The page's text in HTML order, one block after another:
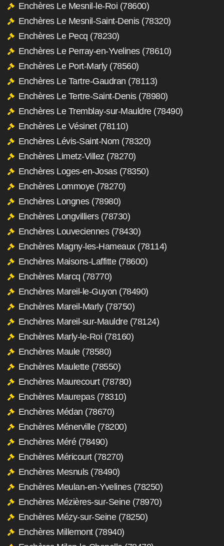
Enchères Le Mesnil-le-Roi (78600)
Enchères Le Mesnil-Saint-Denis (78320)
Enchères Le Pecq (78230)
Enchères Le Perray-en-Yvelines (78610)
Enchères Le Port-Marly (78560)
Enchères Le Tartre-Gaudran (78113)
Enchères Le Tertre-Saint-Denis (78980)
Enchères Le Tremblay-sur-Mauldre (78490)
Enchères Le Vésinet (78110)
Enchères Lévis-Saint-Nom (78320)
Enchères Limetz-Villez (78270)
Enchères Loges-en-Josas (78350)
Enchères Lommoye (78270)
Enchères Longnes (78980)
Enchères Longvilliers (78730)
Enchères Louveciennes (78430)
Enchères Magny-les-Hameaux (78114)
Enchères Maisons-Laffitte (78600)
Enchères Marcq (78770)
Enchères Mareil-le-Guyon (78490)
Enchères Mareil-Marly (78750)
Enchères Mareil-sur-Mauldre (78124)
Enchères Marly-le-Roi (78160)
Enchères Maule (78580)
Enchères Maulette (78550)
Enchères Maurecourt (78780)
Enchères Maurepas (78310)
Enchères Médan (78670)
Enchères Ménerville (78200)
Enchères Méré (78490)
Enchères Méricourt (78270)
Enchères Mesnuls (78490)
Enchères Meulan-en-Yvelines (78250)
Enchères Mézières-sur-Seine (78970)
Enchères Mézy-sur-Seine (78250)
Enchères Millemont (78940)